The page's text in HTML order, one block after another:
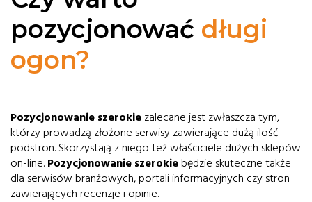
pozycjonować długi
ogon?
Pozycjonowanie szerokie zalecane jest zwłaszcza tym,
którzy prowadzą złożone serwisy zawierające dużą ilość
podstron. Skorzystają z niego też właściciele dużych sklepów
on-line. Pozycjonowanie szerokiebędzie skuteczne także
dla serwisów branżowych, portali informacyjnych czy stron
zawierających recenzje i opinie.